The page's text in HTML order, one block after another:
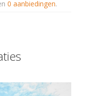
0 aanbiedingen.